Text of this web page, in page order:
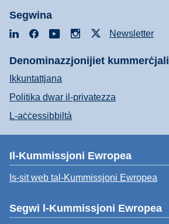
Segwina
LinkedInFacebookYouTubeInstagramNewsletter
Denominazzjonijiet kummerċjali
Ikkuntattjana
Politika dwar il-privatezza
L-aċċessibbiltà
Il-Kummissjoni Ewropea
Is-sit web tal-Kummissjoni Ewropea
Segwi l-Kummissjoni Ewropea